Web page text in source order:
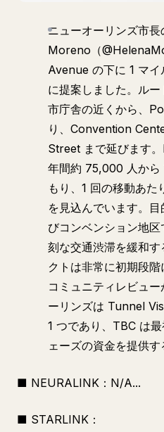
ニューオーリンズ市
Moreno（
Avenue の下に 1 マ
に提案しました。ル
市庁舎の近くから、
り、Convention
Street まで延びます
年間約 75,000 人か
もり、1 回の移動あ
を見込んでいます。
びコンベンション地
刻な交通渋滞を緩和
クトは非常に初期段階
コミュニティレビュ
ーリンズは Tunnel
1 つであり、TBC は
ェーズの資金を提供す
■ NEURALINK：N/A...
■ STARLINK：